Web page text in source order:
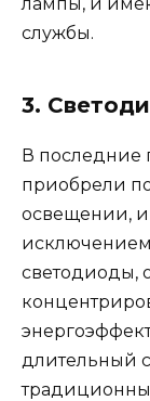
службы.
3.
В последние
приобрели
освещении, и
светодиоды,
длительный